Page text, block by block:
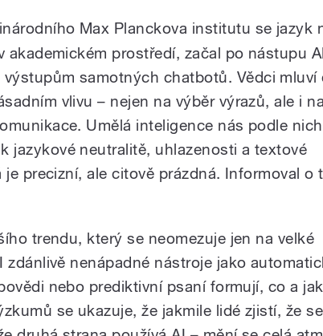
Max Planckova institutu se jazyk
akademickém prostředí, začal po nástupu
samotných chatbotů. Vědci mluví
vlivu – nejen na výběr výrazů, ale i na
Umělá inteligence nás podle nich
jazykové neutralitě, uhlazenosti a textové
precizní, ale citově prázdná. Informoval o
trendu, který se neomezuje jen na velké
zdánlivě nenápadné nástroje jako
nebo prediktivní psaní formují, co a jak
se ukazuje, že jakmile lidé zjistí, že